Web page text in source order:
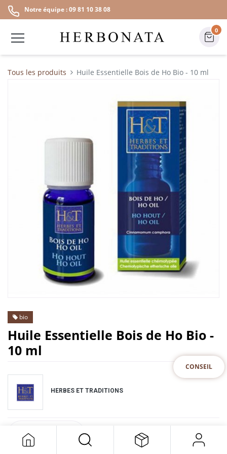
Notre équipe : 09 81 10 38 08
0
CONSEIL
Tous les produits Huile Essentielle Bois de Ho Bio - 10 ml
bio
Huile Essentielle Bois de Ho Bio -
10 ml
HERBES ET TRADITIONS
DESCRIPTION